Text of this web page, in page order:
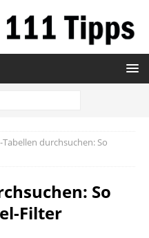
Tabellen durchsuchen: So
So
Filter